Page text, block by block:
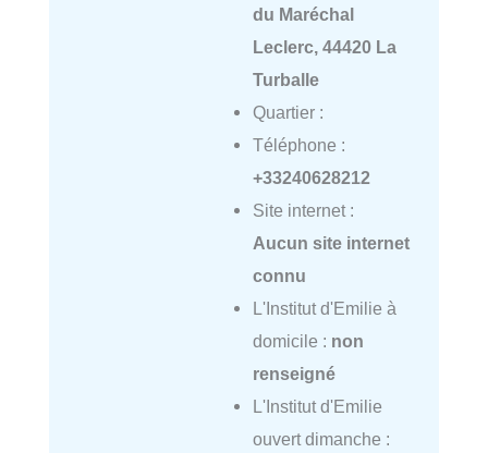
du Maréchal
Leclerc, 44420 La
Turballe
Quartier :
Téléphone :
+33240628212
Site internet :
Aucun site internet
connu
L'Institut d'Emilie à
domicile : non
renseigné
L'Institut d'Emilie
ouvert dimanche :